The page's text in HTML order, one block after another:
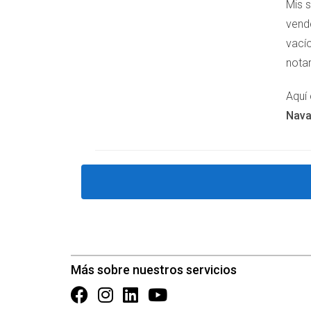
Vender la nuda propiedad puede ser una
embargo, es crucial establecer un contrato
González y la Sra. López demuestran cómo
información relacionada Mira este Vídeo de
¡No esperes más! Tu futuro
¡Contáctanos ahora mismo para
¿Qué es la nuda propiedad?
La nuda propiedad es un concepto legal
a vivir en la casa mientras transfiere la
Mis
Aquí
Más sobre nuestros servicios